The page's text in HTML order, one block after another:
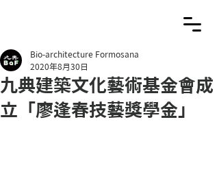
九典建築文化藝術基金會成
立「廖逢春技藝獎學金」
Bio-architecture Formosana
2020年8月30日